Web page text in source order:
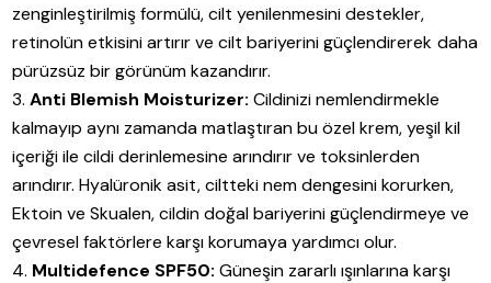
zenginleştirilmiş formülü, cilt yenilenmesini destekler,
retinolün etkisini artırır ve cilt bariyerini güçlendirerek daha
pürüzsüz bir görünüm kazandırır.
Anti Blemish Moisturizer: Cildinizi nemlendirmekle
kalmayıp aynı zamanda matlaştıran bu özel krem, yeşil kil
içeriği ile cildi derinlemesine arındırır ve toksinlerden
arındırır. Hyalüronik asit, ciltteki nem dengesini korurken,
Ektoin ve Skualen, cildin doğal bariyerini güçlendirmeye ve
çevresel faktörlere karşı korumaya yardımcı olur.
Multidefence SPF50: Güneşin zararlı ışınlarına karşı